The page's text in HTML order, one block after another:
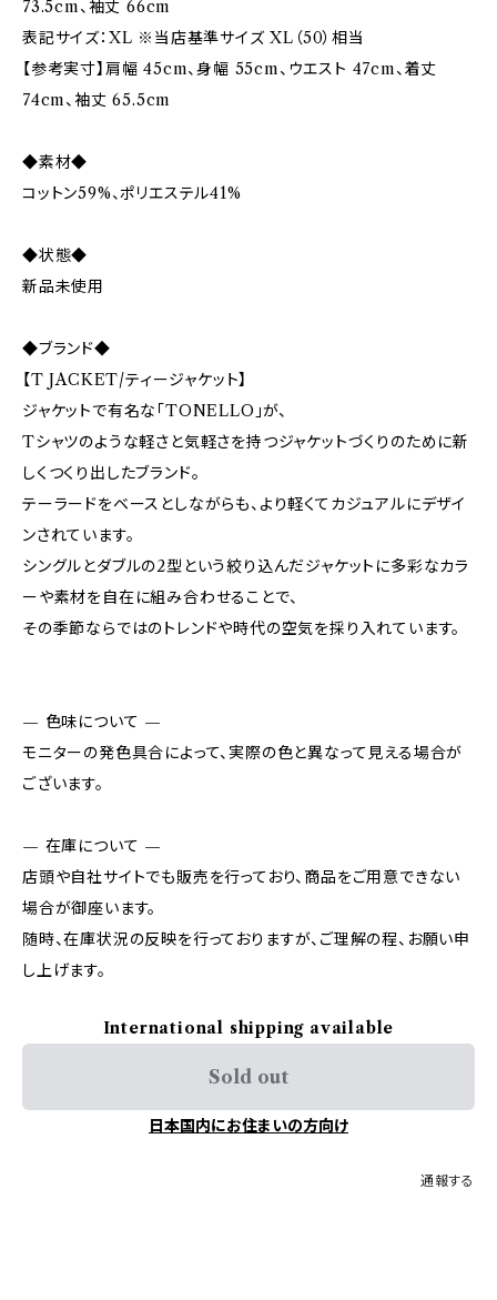
73.5cm、袖丈 66cm
表記サイズ：XL ※当店基準サイズ XL（50）相当
【参考実寸】肩幅 45cm、身幅 55cm、ウエスト 47cm、着丈
74cm、袖丈 65.5cm
◆素材◆
コットン59%、ポリエステル41%
◆状態◆
新品未使用
◆ブランド◆
【T JACKET/ティージャケット】
ジャケットで有名な「TONELLO」が、
Tシャツのような軽さと気軽さを持つジャケットづくりのために新
しくつくり出したブランド。
テーラードをベースとしながらも、より軽くてカジュアルにデザイ
ンされています。
シングルとダブルの2型という絞り込んだジャケットに多彩なカラ
ーや素材を自在に組み合わせることで、
その季節ならではのトレンドや時代の空気を採り入れています。
— 色味について —
モニターの発色具合によって、実際の色と異なって見える場合が
ございます。
— 在庫について —
店頭や自社サイトでも販売を行っており、商品をご用意できない
場合が御座います。
随時、在庫状況の反映を行っておりますが、ご理解の程、お願い申
し上げます。
International shipping available
Sold out
日本国内にお住まいの方向け
通報する